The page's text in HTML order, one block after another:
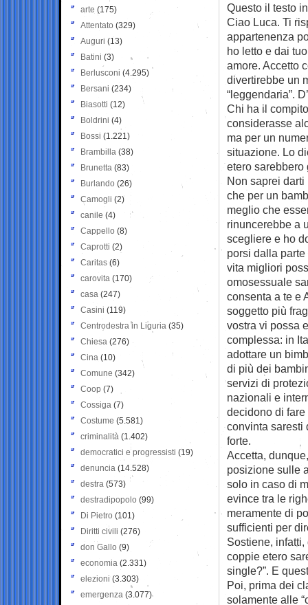
Questo il testo
Ciao Luca. Ti
appartenenza
ho letto e dai
amore. Accetto
divertirebbe un
“leggendaria”.
Chi ha il
considerasse
ma per un
situazione. Lo
etero sarebbero
Non saprei
che per un
meglio che
rinuncerebbe a
scegliere e ho
porsi dalla
vita migliori
omosessuale
consenta a te e
soggetto più
vostra vi possa
complessa: in
adottare un
di più dei
servizi di
nazionali e
decidono di fare
convinta saresti
forte.
Accetta,
posizione sulle
solo in caso di
evince tra le
meramente di
sufficienti per
Sostiene,
coppie etero
single?”. E
Poi, prima dei
solamente alle
arte (175)
Attentato (329)
Auguri (13)
Batini (3)
Berlusconi (4.295)
Bersani (234)
Biasotti (12)
Boldrini (4)
Bossi (1.221)
Brambilla (38)
Brunetta (83)
Burlando (26)
Camogli (2)
canile (4)
Cappello (8)
Caprotti (2)
Caritas (6)
carovita (170)
casa (247)
Casini (119)
Centrodestra in Liguria (35)
Chiesa (276)
Cina (10)
Comune (342)
Coop (7)
Cossiga (7)
Costume (5.581)
criminalità (1.402)
democratici e progressisti (19)
denuncia (14.528)
destra (573)
destradipopolo (99)
Di Pietro (101)
Diritti civili (276)
don Gallo (9)
economia (2.331)
elezioni (3.303)
emergenza (3.077)